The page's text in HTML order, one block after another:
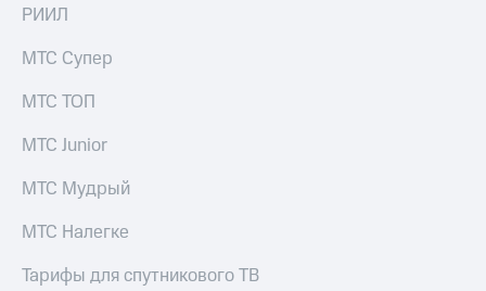
РИИЛ
МТС Супер
МТС ТОП
МТС Junior
МТС Мудрый
МТС Налегке
Тарифы для спутникового ТВ